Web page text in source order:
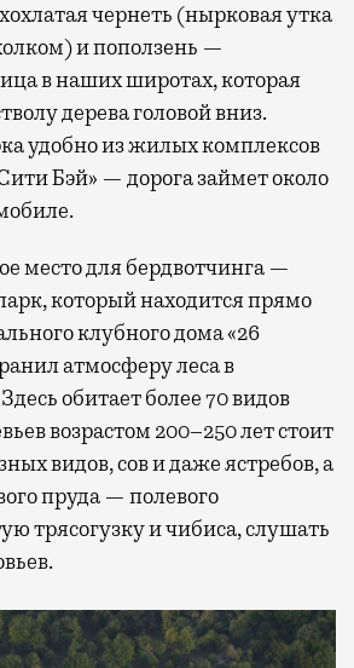
чернеть (нырковая утка
и поползень —
в наших широтах, которая
дерева головой вниз.
удобно из жилых комплексов
Бэй» — дорога займет около
место для бердвотчинга —
который находится прямо
клубного дома «26
атмосферу леса в
обитает более 70 видов
возрастом 200–250 лет стоит
видов, сов и даже ястребов, а
пруда — полевого
трясогузку и чибиса, слушать